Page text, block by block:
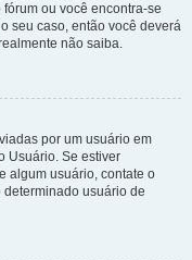
ou você encontra-se
seu caso, então você deverá
não saiba.
por um usuário em
Usuário. Se estiver
algum usuário, contate o
usuário de